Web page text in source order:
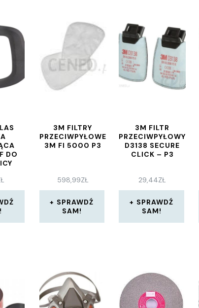
DO
G5
3M FILTRY
PRZECIWPYŁOWE
3M FI 5000 P3
598,99ZŁ
SPRAWDŹ
SAM!
3M FILTR
PRZECIWPYŁOWY
D3138 SECURE
CLICK – P3
29,44ZŁ
SPRAWDŹ
SAM!